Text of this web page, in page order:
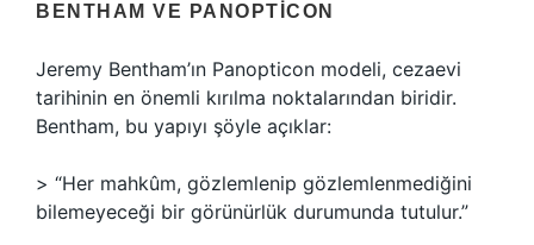
BENTHAM VE PANOPTICON
Jeremy Bentham’ın Panopticon modeli, cezaevi
tarihinin en önemli kırılma noktalarından biridir.
Bentham, bu yapıyı şöyle açıklar:
> “Her mahkûm, gözlemlenip gözlemlenmediğini
bilemeyeceği bir görünürlük durumunda tutulur.”